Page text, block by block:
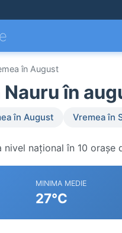
în August
Nauru în
în August Vremea în
național în 10 orașe
MINIMA MEDIE
27°C